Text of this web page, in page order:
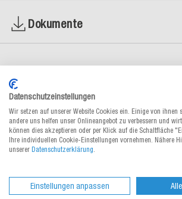
Dokumente
Jetzt Produktvergleich
Mit den richtigen Handschuhen lassen
unterschiedlichste Aufgaben und
effizient bewältigen. So vielfältig wie die
Schnittschutz, Rutschfestigkeit und
ressourcenschonende Varianten für den
Datenschutzeinstellungen
Wir setzen auf unserer Website Cookies ein. Einige von ihnen
andere uns helfen unser Onlineangebot zu verbessern und
können dies akzeptieren oder per Klick auf die Schaltfläche
Ihre individuellen Cookie-Einstellungen vornehmen. Nähere
unserer Datenschutzerklärung.
Einstellungen anpassen